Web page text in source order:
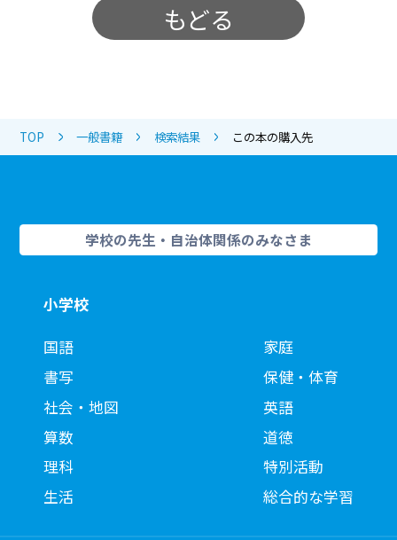
もどる
TOP 一般書籍 検索結果 この本の購入先
学校の先生・自治体関係のみなさま
小学校
国語
書写
社会・地図
算数
理科
生活
家庭
保健・体育
英語
道徳
特別活動
総合的な学習